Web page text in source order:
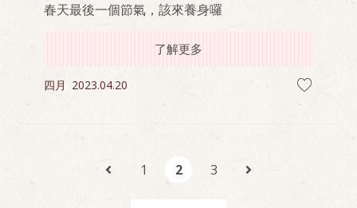
春天最後一個節氣，該來養身囉
了解更多
四月 2023.04.20
1 2 3